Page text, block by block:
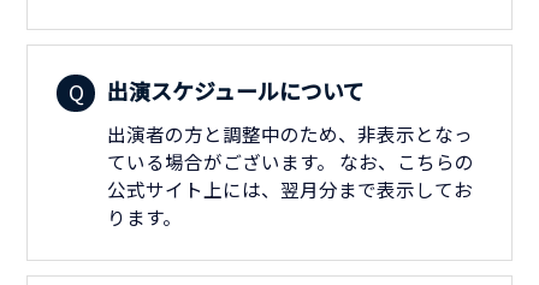
出演スケジュールについて
出演者の方と調整中のため、非表示となっ
ている場合がございます。 なお、こちらの
公式サイト上には、翌月分まで表示してお
ります。